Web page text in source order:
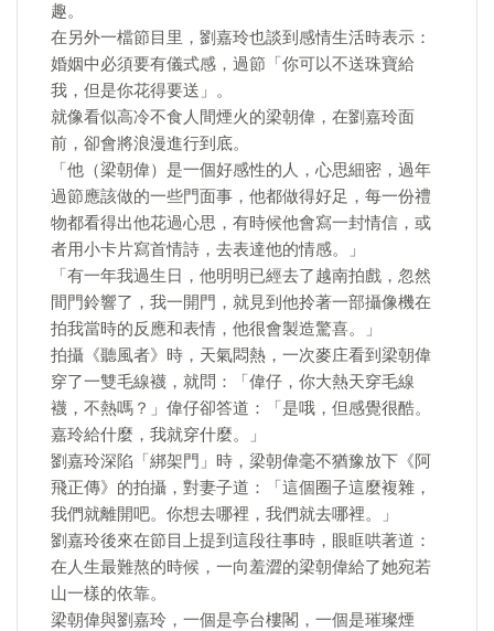
趣。
在另外一檔節目里，劉嘉玲也談到感情生活時表示：
婚姻中必須要有儀式感，過節「你可以不送珠寶給
我，但是你花得要送」。
就像看似高冷不食人間煙火的梁朝偉，在劉嘉玲面
前，卻會將浪漫進行到底。
「他（梁朝偉）是一個好感性的人，心思細密，過年
過節應該做的一些門面事，他都做得好足，每一份禮
物都看得出他花過心思，有時候他會寫一封情信，或
者用小卡片寫首情詩，去表達他的情感。」
「有一年我過生日，他明明已經去了越南拍戲，忽然
間門鈴響了，我一開門，就見到他拎著一部攝像機在
拍我當時的反應和表情，他很會製造驚喜。」
拍攝《聽風者》時，天氣悶熱，一次麥庄看到梁朝偉
穿了一雙毛線襪，就問：「偉仔，你大熱天穿毛線
襪，不熱嗎？」偉仔卻答道：「是哦，但感覺很酷。
嘉玲給什麼，我就穿什麼。」
劉嘉玲深陷「綁架門」時，梁朝偉毫不猶豫放下《阿
飛正傳》的拍攝，對妻子道：「這個圈子這麼複雜，
我們就離開吧。你想去哪裡，我們就去哪裡。」
劉嘉玲後來在節目上提到這段往事時，眼眶哄著道：
在人生最難熬的時候，一向羞澀的梁朝偉給了她宛若
山一樣的依靠。
梁朝偉與劉嘉玲，一個是亭台樓閣，一個是璀璨煙